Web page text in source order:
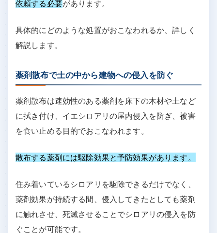
依頼する必要があります。
具体的にどのような処置がおこなわれるか、詳しく
解説します。
薬剤散布で土の中から建物への侵入を防ぐ
薬剤散布は速効性のある薬剤を床下の木材や土など
に拭き付け、イエシロアリの屋内侵入を防ぎ、被害
を食い止める目的でおこなわれます。
散布する薬剤には駆除効果と予防効果があります。
住み着いているシロアリを駆除できるだけでなく、
薬剤効果が持続する間、侵入してきたとしても薬剤
に触れさせ、死滅させることでシロアリの侵入を防
ぐことが可能です。